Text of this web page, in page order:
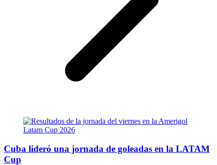
Cuba lideró una jornada de goleadas en la LATAM
Cup